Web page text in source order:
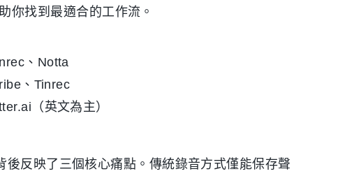
你找到最適合的工作流。
、Notta
、Tinrec
（英文為主）
反映了三個核心痛點。傳統錄音方式僅能保存聲